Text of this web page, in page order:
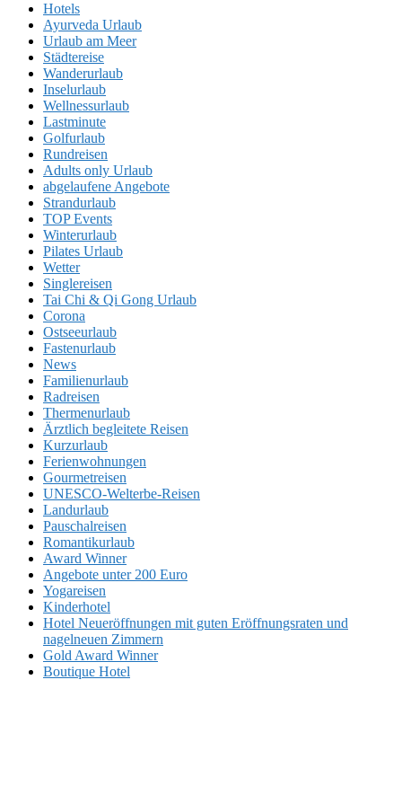
Hotels
Ayurveda Urlaub
Urlaub am Meer
Städtereise
Wanderurlaub
Inselurlaub
Wellnessurlaub
Lastminute
Golfurlaub
Rundreisen
Adults only Urlaub
abgelaufene Angebote
Strandurlaub
TOP Events
Winterurlaub
Pilates Urlaub
Wetter
Singlereisen
Tai Chi & Qi Gong Urlaub
Corona
Ostseeurlaub
Fastenurlaub
News
Familienurlaub
Radreisen
Thermenurlaub
Ärztlich begleitete Reisen
Kurzurlaub
Ferienwohnungen
Gourmetreisen
UNESCO-Welterbe-Reisen
Landurlaub
Pauschalreisen
Romantikurlaub
Award Winner
Angebote unter 200 Euro
Yogareisen
Kinderhotel
Hotel Neueröffnungen mit guten Eröffnungsraten und
nagelneuen Zimmern
Gold Award Winner
Boutique Hotel